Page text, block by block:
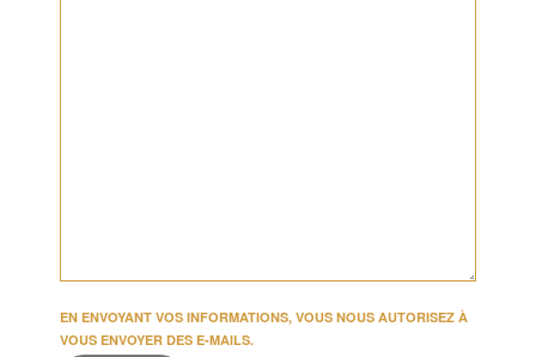
EN ENVOYANT VOS INFORMATIONS, VOUS NOUS AUTORISEZ À
VOUS ENVOYER DES E-MAILS.